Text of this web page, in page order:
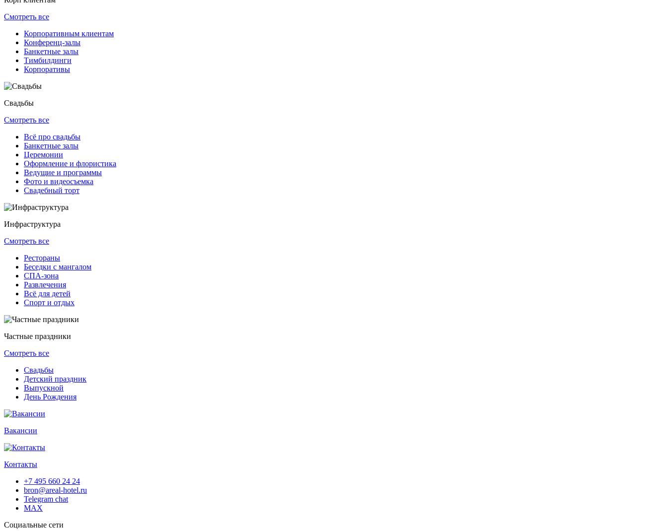
Смотреть все
Корпоративным клиентам
Конференц-залы
Банкетные залы
Тимбилдинги
Корпоративы
Свадьбы
Смотреть все
Всё про свадьбы
Банкетные залы
Церемонии
Оформление и флористика
Ведущие и программы
Фото и видеосъемка
Свадебный торт
Инфраструктура
Смотреть все
Рестораны
Беседки с мангалом
СПА-зона
Развлечения
Всё для детей
Спорт и отдых
Частные праздники
Смотреть все
Свадьбы
Детский праздник
Выпускной
День Рождения
Вакансии
Контакты
+7 495 660 24 24
bron@areal-hotel.ru
Telegram chat
MAX
Социальные сети